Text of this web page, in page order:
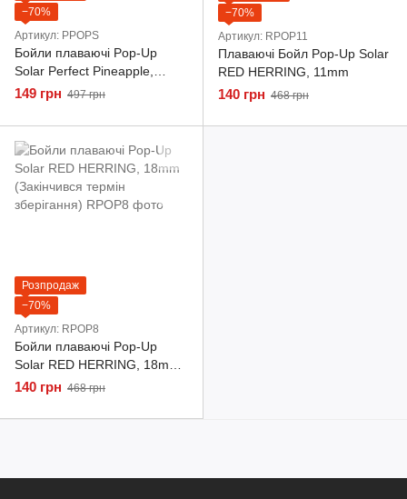
−70%
Артикул: PPOPS
Бойли плаваючі Pop-Up
Solar Perfect Pineapple,
14mm
149 грн 497 грн
−70%
Артикул: RPOP11
Плаваючі Бойл Pop-Up Solar
RED HERRING, 11mm
140 грн 468 грн
Розпродаж
−70%
Артикул: RPOP8
Бойли плаваючі Pop-Up
Solar RED HERRING, 18mm
(Закінчився термін
140 грн 468 грн